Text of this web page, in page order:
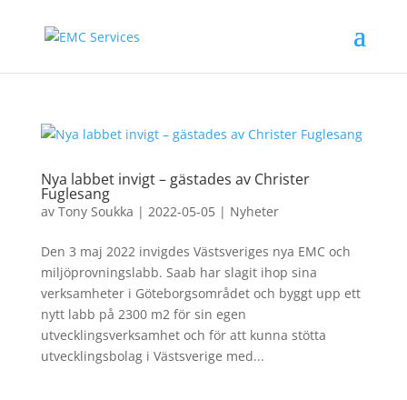
Nya labbet invigt – gästades av Christer
Fuglesang
av Tony Soukka | 2022-05-05| Nyheter
Den 3 maj 2022 invigdes Västsveriges nya EMC och
miljöprovningslabb. Saab har slagit ihop sina
verksamheter i Göteborgsområdet och byggt upp ett
nytt labb på 2300 m2 för sin egen
utvecklingsverksamhet och för att kunna stötta
utvecklingsbolag i Västsverige med...